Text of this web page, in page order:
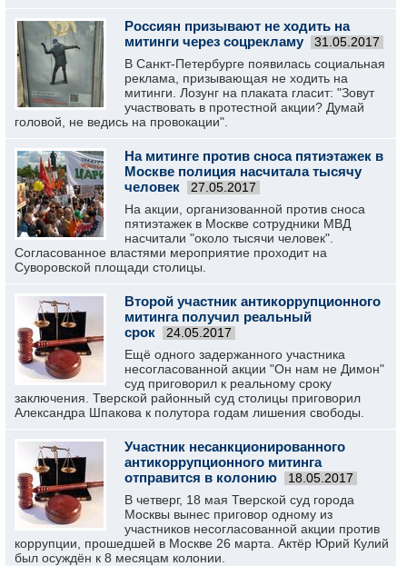
Россиян призывают не ходить на
митинги через соцрекламу
31.05.2017
В Санкт-Петербурге появилась социальная
реклама, призывающая не ходить на
митинги. Лозунг на плаката гласит: "Зовут
участвовать в протестной акции? Думай
головой, не ведись на провокации".
На митинге против сноса пятиэтажек в
Москве полиция насчитала тысячу
человек
27.05.2017
На акции, организованной против сноса
пятиэтажек в Москве сотрудники МВД
насчитали "около тысячи человек".
Согласованное властями мероприятие проходит на
Суворовской площади столицы.
Второй участник антикоррупционного
митинга получил реальный
срок
24.05.2017
Ещё одного задержанного участника
несогласованной акции "Он нам не Димон"
суд приговорил к реальному сроку
заключения. Тверской районный суд столицы приговорил
Александра Шпакова к полутора годам лишения свободы.
Участник несанкционированного
антикоррупционного митинга
отправится в колонию
18.05.2017
В четверг, 18 мая Тверской суд города
Москвы вынес приговор одному из
участников несогласованной акции против
коррупции, прошедшей в Москве 26 марта. Актёр Юрий Кулий
был осуждён к 8 месяцам колонии.